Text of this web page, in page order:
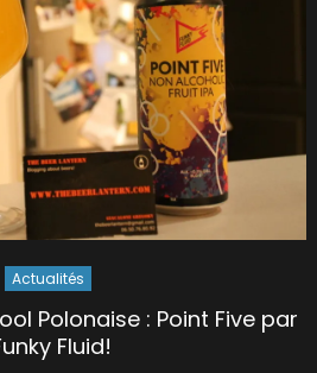
Actualités
Polonaise : Point Five par
Fluid!